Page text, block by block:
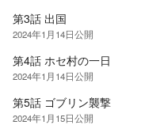
第3話 出国
2024年1月14日公開
第4話 ホセ村の一日
2024年1月14日公開
第5話 ゴブリン襲撃
2024年1月15日公開